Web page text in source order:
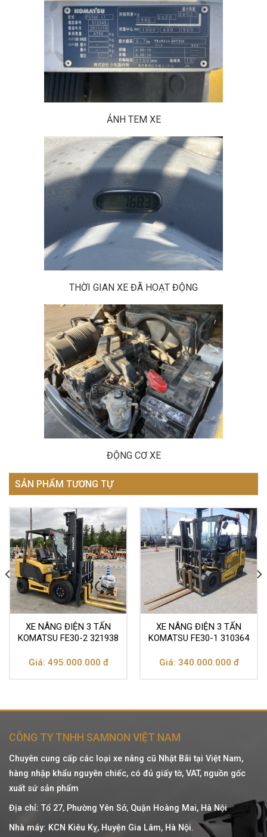
ẢNH TEM XE
THỜI GIAN XE ĐÃ HOẠT ĐỘNG
ĐỘNG CƠ XE
SẢN PHẨM TƯƠNG TỰ
XE NÂNG ĐIỆN 3 TẤN
KOMATSU FE30-2 321938
Giá: 495.000.000 đ
XE NÂNG ĐIỆN 3 TẤN
KOMATSU FE30-1 310364
Giá: 340.000.000 đ
CÔNG TY TNHH SAMNON VIỆT NAM
Chuyên cung cấp các loại xe nâng cũ Nhật Bãi tại Việt Nam,
hàng nhập khẩu nguyên chiếc, có đủ giấy tờ, VAT, nguồn gốc
xuất sứ sản phẩm
Địa chỉ: Tổ 27, Phường Yên Sở, Quận Hoàng Mai, Hà Nội
Nhà máy: KCN Kiêu Kỵ, Huyện Gia Lâm, Hà Nội.